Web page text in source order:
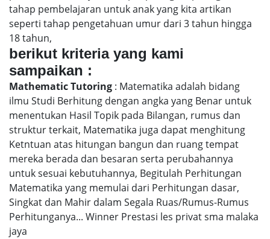
tahap pembelajaran untuk anak yang kita artikan
seperti tahap pengetahuan umur dari 3 tahun hingga
18 tahun,
berikut kriteria yang kami
sampaikan :
Mathematic Tutoring : Matematika adalah bidang
ilmu Studi Berhitung dengan angka yang Benar untuk
menentukan Hasil Topik pada Bilangan, rumus dan
struktur terkait, Matematika juga dapat menghitung
Ketntuan atas hitungan bangun dan ruang tempat
mereka berada dan besaran serta perubahannya
untuk sesuai kebutuhannya, Begitulah Perhitungan
Matematika yang memulai dari Perhitungan dasar,
Singkat dan Mahir dalam Segala Ruas/Rumus-Rumus
Perhitunganya... Winner Prestasi les privat sma malaka
jaya